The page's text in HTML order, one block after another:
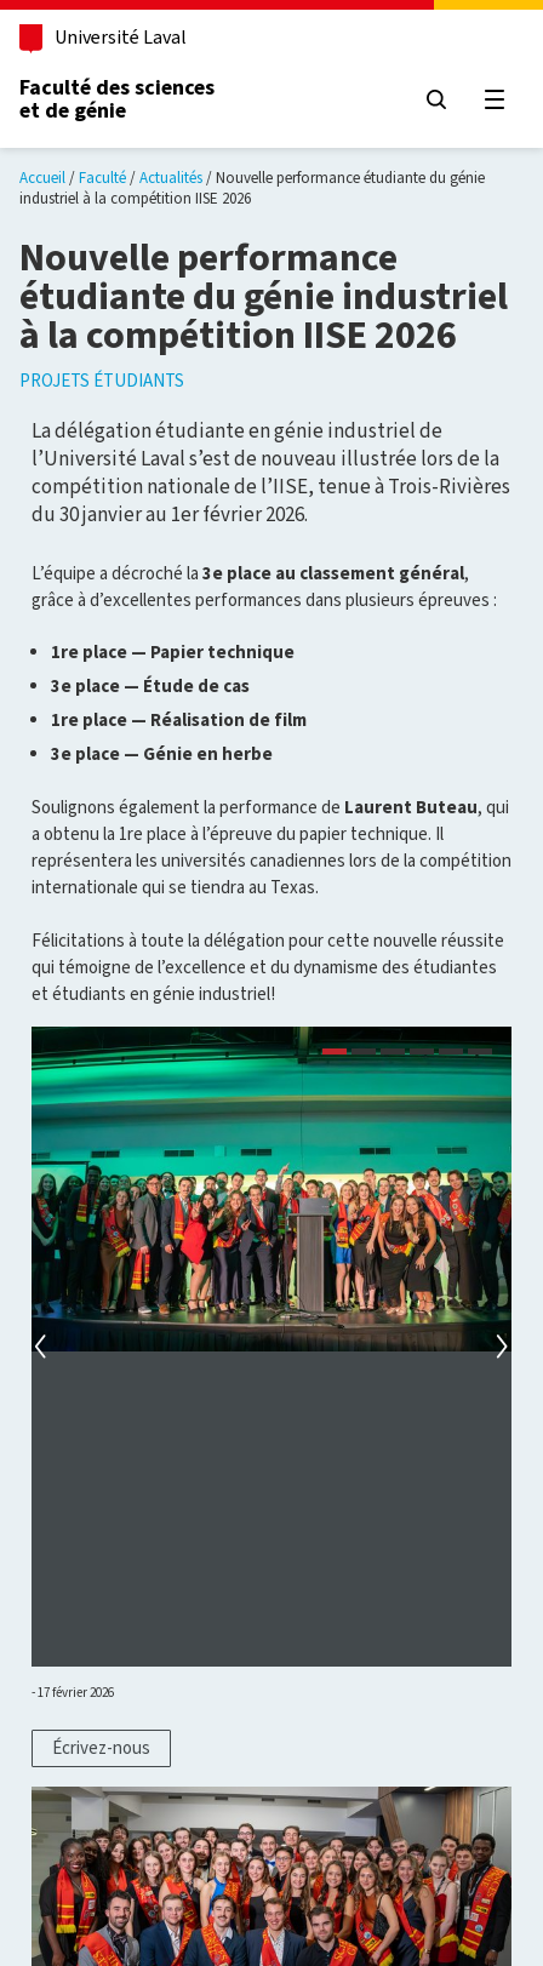
Aller au contenu principal
Université Laval
Faculté des sciences
et de génie
Accueil Faculté Actualités
Nouvelle performance étudiante du génie
industriel à la compétition IISE 2026
Nouvelle performance
étudiante du génie industriel
à la compétition IISE 2026
PROJETS ÉTUDIANTS
La délégation étudiante en génie industriel de
l’Université Laval s’est de nouveau illustrée lors de la
compétition nationale de l’IISE, tenue à Trois-Rivières
du 30 janvier au 1er février 2026.
L’équipe a décroché la 3e place au classement général,
grâce à d’excellentes performances dans plusieurs épreuves :
1re place — Papier technique
3e place — Étude de cas
1re place — Réalisation de film
3e place — Génie en herbe
Soulignons également la performance de Laurent Buteau, qui
a obtenu la 1re place à l’épreuve du papier technique. Il
représentera les universités canadiennes lors de la compétition
internationale qui se tiendra au Texas.
Félicitations à toute la délégation pour cette nouvelle réussite
qui témoigne de l’excellence et du dynamisme des étudiantes
et étudiants en génie industriel!
17 février 2026
Écrivez-nous